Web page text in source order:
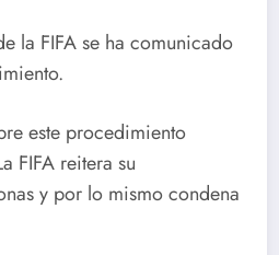
la FIFA se ha comunicado
este procedimiento
FIFA reitera su
y por lo mismo condena